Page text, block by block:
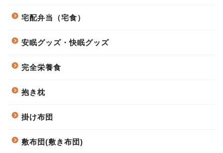
宅配弁当（宅食）
安眠グッズ・快眠グッズ
完全栄養食
抱き枕
掛け布団
敷布団(敷き布団)